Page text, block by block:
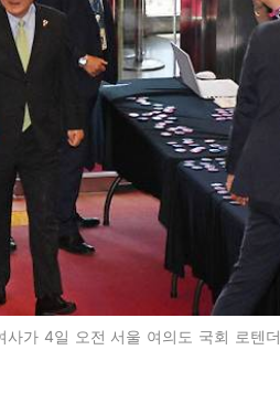
가 4일 오전 서울 여의도 국회 로텐더